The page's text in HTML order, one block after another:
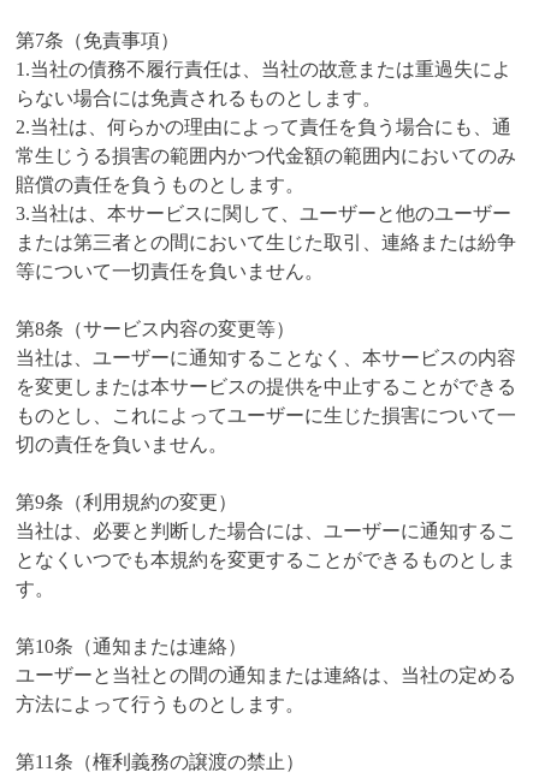
第7条（免責事項）
1.当社の債務不履行責任は、当社の故意または重過失によ
らない場合には免責されるものとします。
2.当社は、何らかの理由によって責任を負う場合にも、通
常生じうる損害の範囲内かつ代金額の範囲内においてのみ
賠償の責任を負うものとします。
3.当社は、本サービスに関して、ユーザーと他のユーザー
または第三者との間において生じた取引、連絡または紛争
等について一切責任を負いません。
第8条（サービス内容の変更等）
当社は、ユーザーに通知することなく、本サービスの内容
を変更しまたは本サービスの提供を中止することができる
ものとし、これによってユーザーに生じた損害について一
切の責任を負いません。
第9条（利用規約の変更）
当社は、必要と判断した場合には、ユーザーに通知するこ
となくいつでも本規約を変更することができるものとしま
す。
第10条（通知または連絡）
ユーザーと当社との間の通知または連絡は、当社の定める
方法によって行うものとします。
第11条（権利義務の譲渡の禁止）